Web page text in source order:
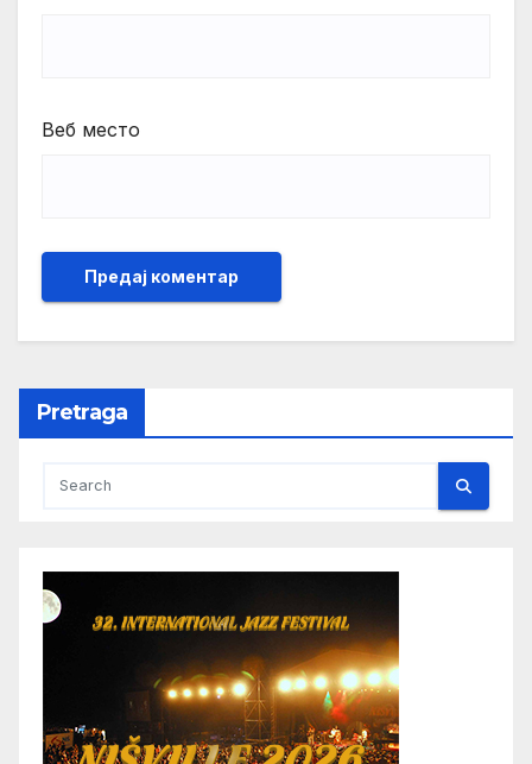
Веб место
Pretraga